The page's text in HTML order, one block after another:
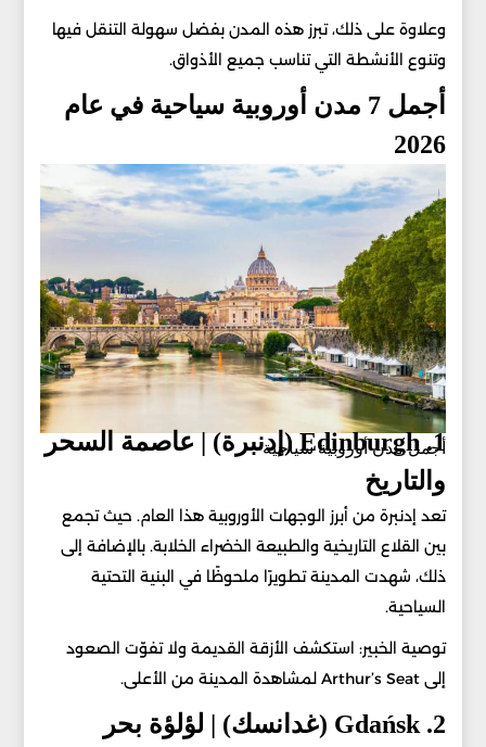
وعلاوة على ذلك، تبرز هذه المدن بفضل سهولة التنقل فيها
وتنوع الأنشطة التي تناسب جميع الأذواق.
أجمل 7 مدن أوروبية سياحية في عام
2026
أجمل مدن أوروبية سياحية1. Edinburgh (إدنبرة) | عاصمة السحر
والتاريخ
تعد إدنبرة من أبرز الوجهات الأوروبية هذا العام. حيث تجمع
بين القلاع التاريخية والطبيعة الخضراء الخلابة. بالإضافة إلى
ذلك، شهدت المدينة تطويرًا ملحوظًا في البنية التحتية
السياحية.
توصية الخبير: استكشف الأزقة القديمة ولا تفوّت الصعود
إلى Arthur’s Seat لمشاهدة المدينة من الأعلى.
2. Gdańsk (غدانسك) | لؤلؤة بحر